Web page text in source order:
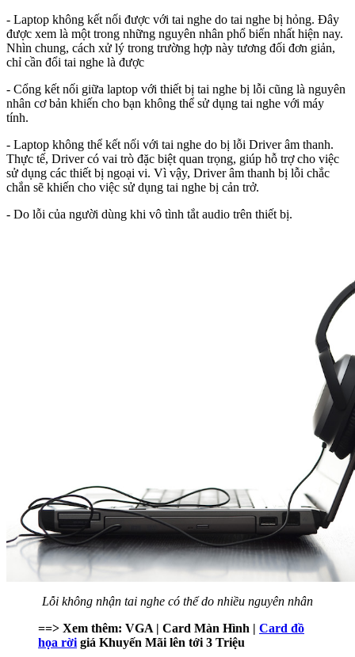
- Laptop không kết nối được với tai nghe do tai nghe bị hỏng. Đây
được xem là một trong những nguyên nhân phổ biến nhất hiện nay.
Nhìn chung, cách xử lý trong trường hợp này tương đối đơn giản,
chỉ cần đổi tai nghe là được
- Cổng kết nối giữa laptop với thiết bị tai nghe bị lỗi cũng là nguyên
nhân cơ bản khiến cho bạn không thể sử dụng tai nghe với máy
tính.
- Laptop không thể kết nối với tai nghe do bị lỗi Driver âm thanh.
Thực tế, Driver có vai trò đặc biệt quan trọng, giúp hỗ trợ cho việc
sử dụng các thiết bị ngoại vi. Vì vậy, Driver âm thanh bị lỗi chắc
chắn sẽ khiến cho việc sử dụng tai nghe bị cản trở.
- Do lỗi của người dùng khi vô tình tắt audio trên thiết bị.
Lỗi không nhận tai nghe có thể do nhiều nguyên nhân
==> Xem thêm: VGA | Card Màn Hình | Card đồ
họa rời giá Khuyến Mãi lên tới 3 Triệu